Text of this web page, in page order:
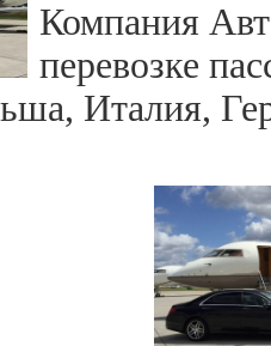
Компания
перевозке
Италия,